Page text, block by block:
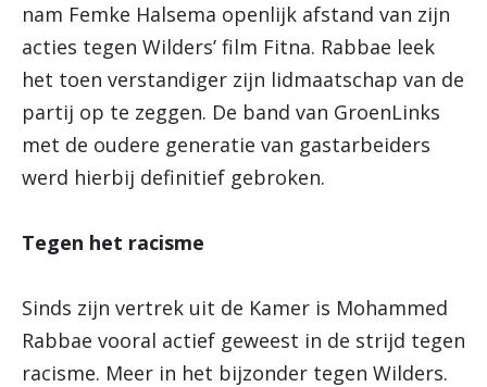
nam Femke Halsema openlijk afstand van zijn
acties tegen Wilders’ film Fitna. Rabbae leek
het toen verstandiger zijn lidmaatschap van de
partij op te zeggen. De band van GroenLinks
met de oudere generatie van gastarbeiders
werd hierbij definitief gebroken.
Tegen het racisme
Sinds zijn vertrek uit de Kamer is Mohammed
Rabbae vooral actief geweest in de strijd tegen
racisme. Meer in het bijzonder tegen Wilders.